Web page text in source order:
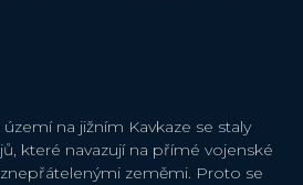
na jižním Kavkaze se staly
které navazují na přímé vojenské
zeměmi. Proto se